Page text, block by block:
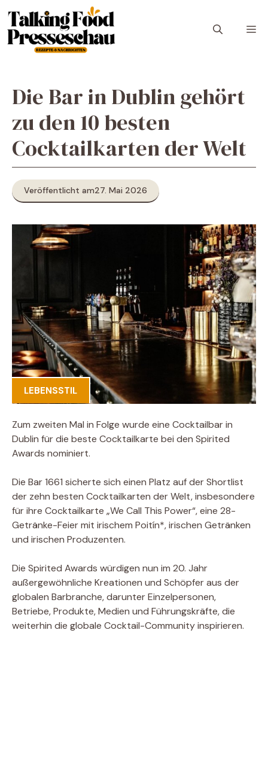
Inhalt
springen
Die Bar in Dublin gehört
zu den 10 besten
Cocktailkarten der Welt
Veröffentlicht am27. Mai 2026
LEBENSSTIL
Zum zweiten Mal in Folge wurde eine Cocktailbar in
Dublin für die beste Cocktailkarte bei den Spirited
Awards nominiert.
Die Bar 1661 sicherte sich einen Platz auf der Shortlist
der zehn besten Cocktailkarten der Welt, insbesondere
für ihre Cocktailkarte „We Call This Power“, eine 28-
Getränke-Feier mit irischem Poitín*, irischen Getränken
und irischen Produzenten.
Die Spirited Awards würdigen nun im 20. Jahr
außergewöhnliche Kreationen und Schöpfer aus der
globalen Barbranche, darunter Einzelpersonen,
Betriebe, Produkte, Medien und Führungskräfte, die
weiterhin die globale Cocktail-Community inspirieren.